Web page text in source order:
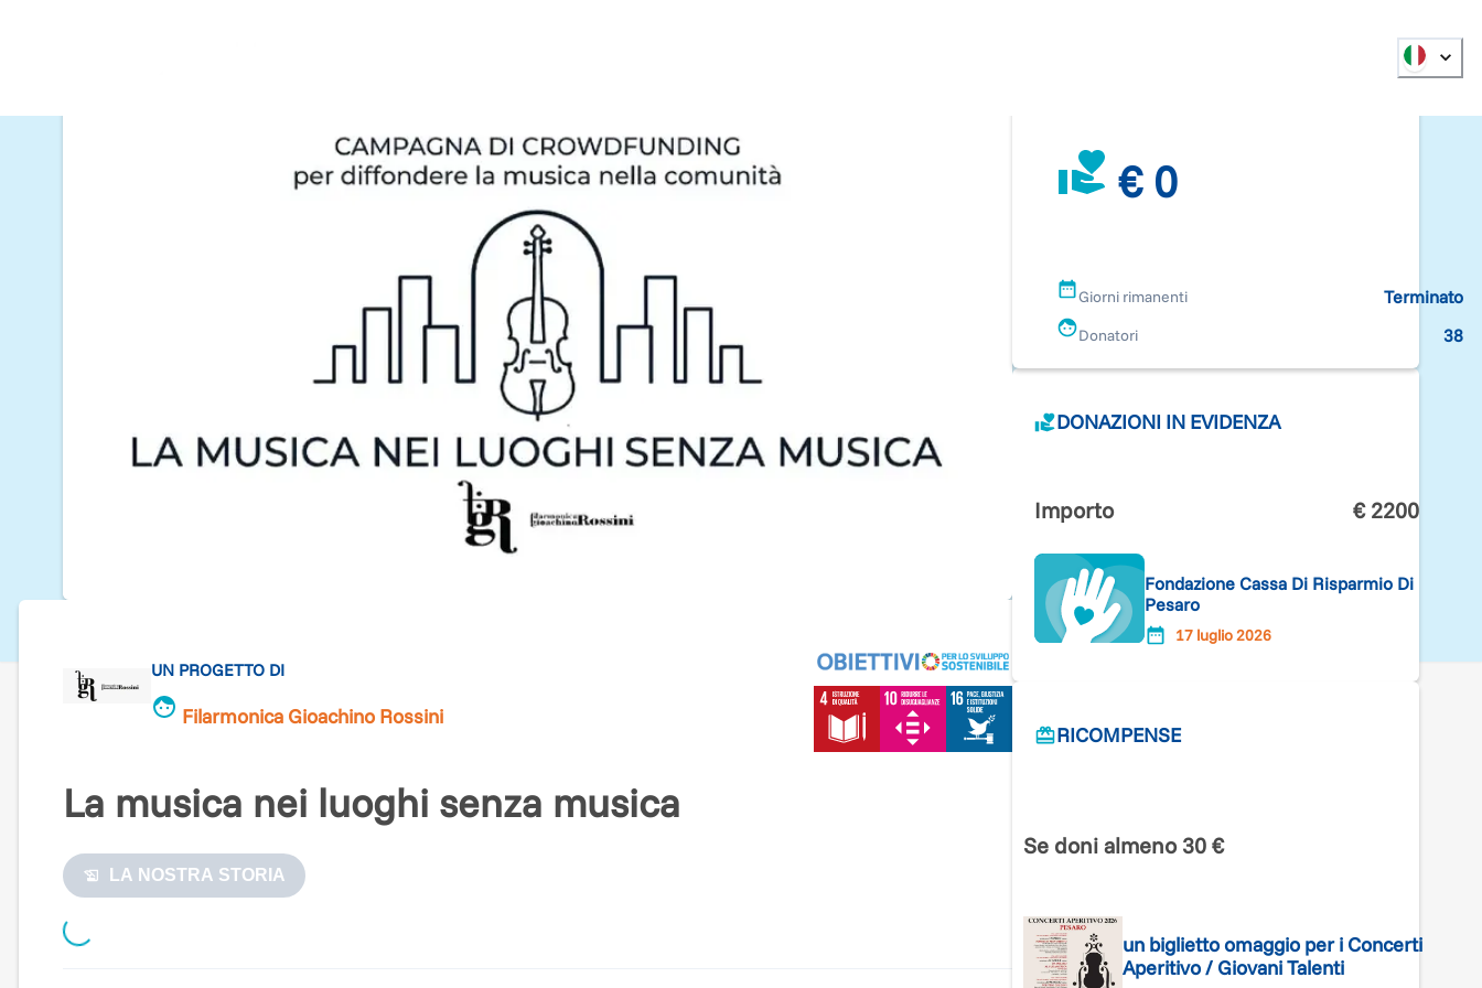
UN PROGETTO DI
Filarmonica Gioachino Rossini
La musica nei luoghi senza musica
LA NOSTRA STORIA
Loading...
€ 0
Giorni rimanenti Terminato
Donatori 38
DONAZIONI IN EVIDENZA
Importo € 2200
Fondazione Cassa Di Risparmio Di
Pesaro
17 luglio 2026
RICOMPENSE
Se doni almeno 30 €
un biglietto omaggio per i Concerti
Aperitivo / Giovani Talenti